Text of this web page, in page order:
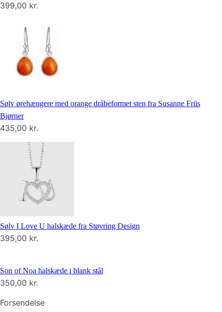
399,00 kr.
Sølv ørehængere med orange dråbeformet sten fra Susanne Friis
Bjørner
435,00 kr.
Sølv I Love U halskæde fra Støvring Design
395,00 kr.
Son of Noa halskæde i blank stål
350,00 kr.
Forsendelse